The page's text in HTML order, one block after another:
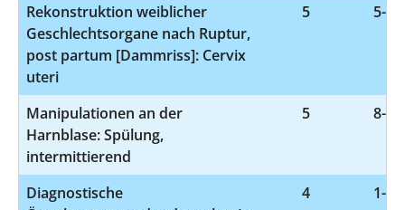
Rekonstruktion weiblicher
Geschlechtsorgane nach Ruptur,
post partum [Dammriss]: Cervix
uteri
5 5-
Manipulationen an der
Harnblase: Spülung,
intermittierend
5 8-
Diagnostische
4 1-